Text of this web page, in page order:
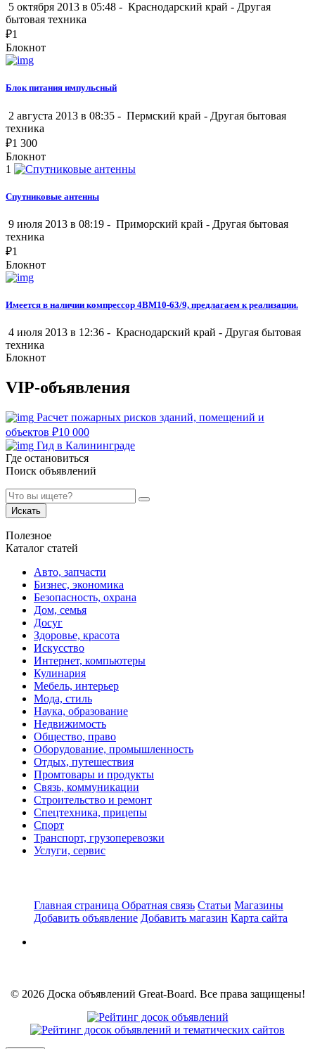
5 октября 2013 в 05:48 - Краснодарский край - Другая
бытовая техника
₽1
Блокнот
Блок питания импульсный
2 августа 2013 в 08:35 - Пермский край - Другая бытовая
техника
₽1 300
Блокнот
1
Спутниковые антенны
9 июля 2013 в 08:19 - Приморский край - Другая бытовая
техника
₽1
Блокнот
Имеется в наличии компрессор 4ВМ10-63/9, предлагаем к реализации.
4 июля 2013 в 12:36 - Краснодарский край - Другая бытовая
техника
Блокнот
VIP-объявления
Расчет пожарных рисков зданий, помещений и
объектов ₽10 000
Гид в Калининграде
Где остановиться
Поиск объявлений
Искать
Полезное
Каталог статей
Авто, запчасти
Бизнес, экономика
Безопасность, охрана
Дом, семья
Досуг
Здоровье, красота
Искусство
Интернет, компьютеры
Кулинария
Мебель, интерьер
Мода, стиль
Наука, образование
Недвижимость
Общество, право
Оборудование, промышленность
Отдых, путешествия
Промтовары и продукты
Связь, коммуникации
Строительство и ремонт
Спецтехника, прицепы
Спорт
Транспорт, грузоперевозки
Услуги, сервис
Главная страница Обратная связь Статьи Магазины
Добавить объявление Добавить магазин Карта сайта
© 2026 Доска объявлений Great-Board. Все права защищены!